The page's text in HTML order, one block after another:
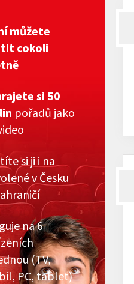
můžete
cokoli
si 50
pořadů jako
si ji i na
v Česku
na 6
(TV,
PC, tablet)